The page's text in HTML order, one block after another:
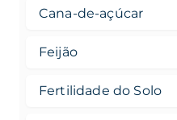
Cana-de-açúcar
Feijão
Fertilidade do Solo